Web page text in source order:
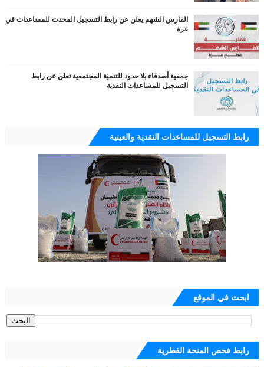
الفارس الشهم يعلن عن رابط التسجيل المحدث للمساعدات في
غزة
جمعية أصدقاء بلا حدود للتنمية المجتمعية تعلن عن رابط
التسجيل للمساعدات النقدية
رابط التسجيل للمساعدات النقدية والعينية
ابحث في الموقع
رابط فحص المنحة القطرية